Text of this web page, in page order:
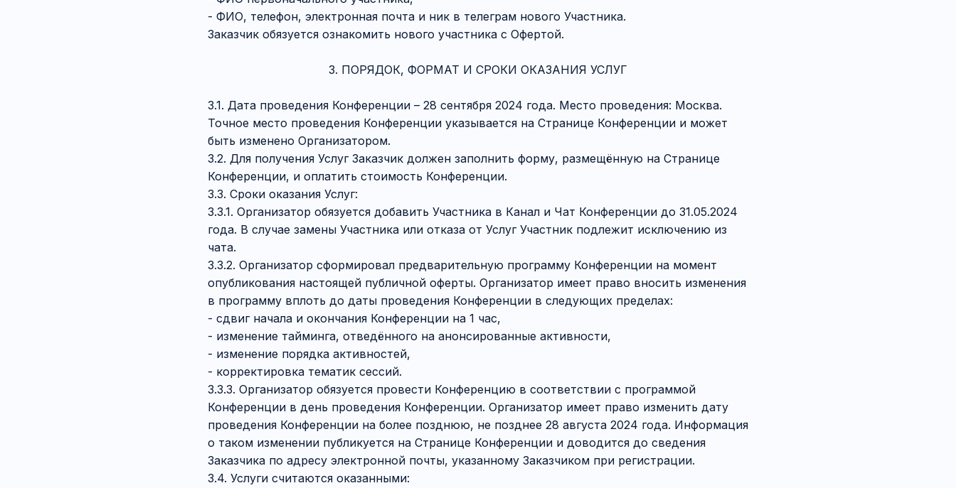
- ФИО, телефон, электронная почта и ник в телеграм нового Участника.
Заказчик обязуется ознакомить нового участника с Офертой.
3. ПОРЯДОК, ФОРМАТ И СРОКИ ОКАЗАНИЯ УСЛУГ
3.1. Дата проведения Конференции – 28 сентября 2024 года. Место проведения: Москва.
Точное место проведения Конференции указывается на Странице Конференции и может
быть изменено Организатором.
3.2. Для получения Услуг Заказчик должен заполнить форму, размещённую на Странице
Конференции, и оплатить стоимость Конференции.
3.3. Сроки оказания Услуг:
3.3.1. Организатор обязуется добавить Участника в Канал и Чат Конференции до 31.05.2024
года. В случае замены Участника или отказа от Услуг Участник подлежит исключению из
чата.
3.3.2. Организатор сформировал предварительную программу Конференции на момент
опубликования настоящей публичной оферты. Организатор имеет право вносить изменения
в программу вплоть до даты проведения Конференции в следующих пределах:
- сдвиг начала и окончания Конференции на 1 час,
- изменение тайминга, отведённого на анонсированные активности,
- изменение порядка активностей,
- корректировка тематик сессий.
3.3.3. Организатор обязуется провести Конференцию в соответствии с программой
Конференции в день проведения Конференции. Организатор имеет право изменить дату
проведения Конференции на более позднюю, не позднее 28 августа 2024 года. Информация
о таком изменении публикуется на Странице Конференции и доводится до сведения
Заказчика по адресу электронной почты, указанному Заказчиком при регистрации.
3.4. Услуги считаются оказанными: